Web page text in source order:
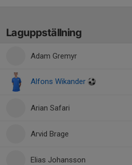
Laguppställning
Adam Gremyr
Alfons Wikander
Arian Safari
Arvid Brage
Elias Johansson